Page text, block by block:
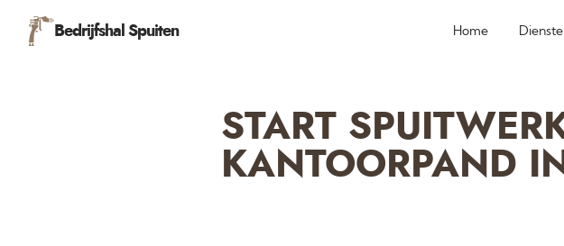
Bedrijfshal Spuiten Home
START
KANTOORPAND